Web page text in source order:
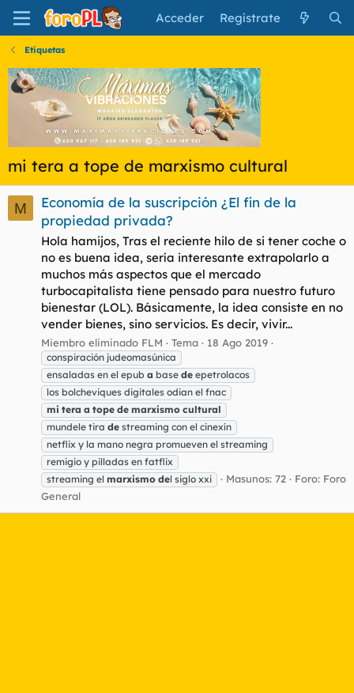
Acceder Regístrate
Etiquetas
mi tera a tope de marxismo cultural
M
Economía de la suscripción ¿El fin de la
propiedad privada?
Hola hamijos, Tras el reciente hilo de si tener coche o
no es buena idea, sería interesante extrapolarlo a
muchos más aspectos que el mercado
turbocapitalista tiene pensado para nuestro futuro
bienestar (LOL). Básicamente, la idea consiste en no
vender bienes, sino servicios. Es decir, vivir...
Miembro eliminado FLM Tema 18 Ago 2019
conspiración judeomasúnica
ensaladas en el epub a base de epetrolacos
los bolcheviques digitales odian el fnac
mi tera a tope de marxismo cultural
mundele tira de streaming con el cinexín
netflix y la mano negra promueven el streaming
remigio y pilladas en fatflix
streaming el marxismo del siglo xxi Masunos: 72 Foro: Foro
General